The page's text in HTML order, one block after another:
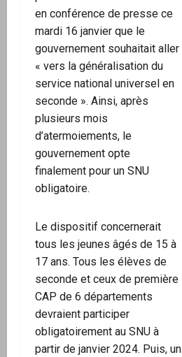
en conférence de presse ce
mardi 16 janvier que le
gouvernement souhaitait aller
« vers la généralisation du
service national universel en
seconde ». Ainsi, après
plusieurs mois
d’atermoiements, le
gouvernement opte
finalement pour un SNU
obligatoire.
Le dispositif concernerait
tous les jeunes âgés de 15 à
17 ans. Tous les élèves de
seconde et ceux de première
CAP de 6 départements
devraient participer
obligatoirement au SNU à
partir de janvier 2024. Puis, un